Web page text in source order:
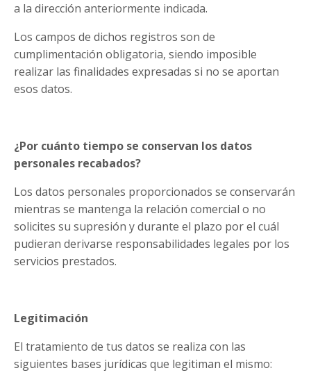
a la dirección anteriormente indicada.
Los campos de dichos registros son de
cumplimentación obligatoria, siendo imposible
realizar las finalidades expresadas si no se aportan
esos datos.
¿Por cuánto tiempo se conservan los datos
personales recabados?
Los datos personales proporcionados se conservarán
mientras se mantenga la relación comercial o no
solicites su supresión y durante el plazo por el cuál
pudieran derivarse responsabilidades legales por los
servicios prestados.
Legitimación
El tratamiento de tus datos se realiza con las
siguientes bases jurídicas que legitiman el mismo: